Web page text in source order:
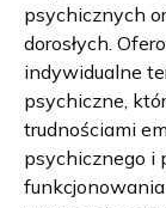
psychicznych
dorosłych.
indywidualne
psychiczne,
trudnościami
psychicznego i